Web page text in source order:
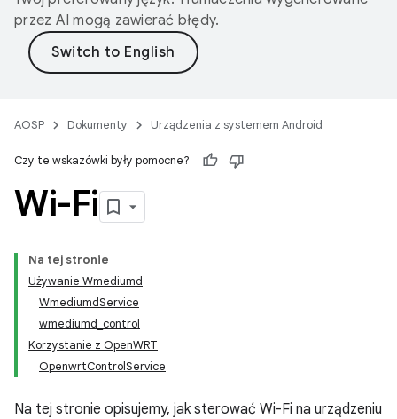
przez AI mogą zawierać błędy.
AOSP Dokumenty Urządzenia z systemem Android
Czy te wskazówki były pomocne?
Wi-Fi
Na tej stronie
Używanie Wmediumd
WmediumdService
wmediumd_control
Korzystanie z OpenWRT
OpenwrtControlService
Na tej stronie opisujemy, jak sterować Wi-Fi na urządzeniu